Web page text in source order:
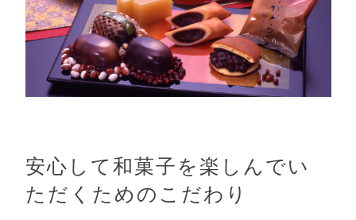
安心して和菓子を楽しんでい
ただくためのこだわり